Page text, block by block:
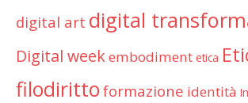
digital art digital
Digital weekembodiment etica
filodiritto formazione identità